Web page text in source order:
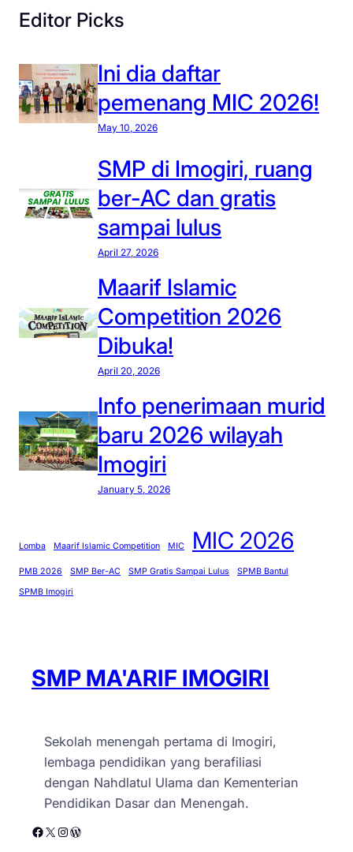
Editor Picks
Ini dia daftar
pemenang MIC 2026!
May 10, 2026
SMP di Imogiri, ruang
ber-AC dan gratis
sampai lulus
April 27, 2026
Maarif Islamic
Competition 2026
Dibuka!
April 20, 2026
Info penerimaan murid
baru 2026 wilayah
Imogiri
January 5, 2026
Lomba Maarif Islamic Competition MIC MIC 2026
PMB 2026 SMP Ber-AC SMP Gratis Sampai Lulus
SPMB Bantul
SPMB Imogiri
SMP MA'ARIF IMOGIRI
Sekolah menengah pertama di Imogiri,
lembaga pendidikan yang berafiliasi
dengan Nahdlatul Ulama dan Kementerian
Pendidikan Dasar dan Menengah.
Facebook X Instagram WordPress